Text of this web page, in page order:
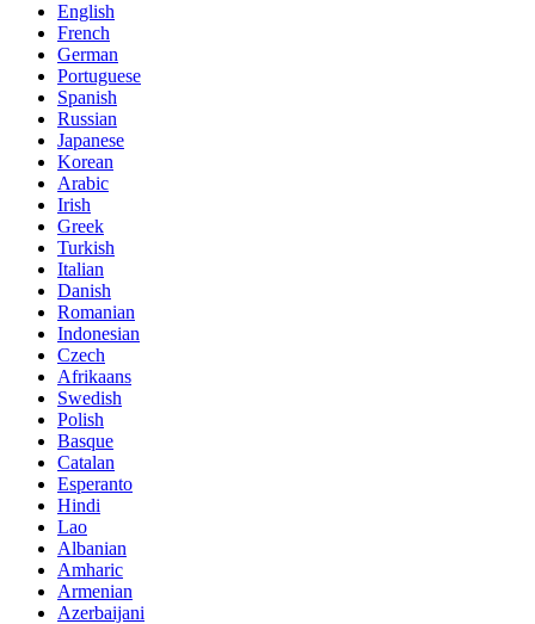
English
French
German
Portuguese
Spanish
Russian
Japanese
Korean
Arabic
Irish
Greek
Turkish
Italian
Danish
Romanian
Indonesian
Czech
Afrikaans
Swedish
Polish
Basque
Catalan
Esperanto
Hindi
Lao
Albanian
Amharic
Armenian
Azerbaijani